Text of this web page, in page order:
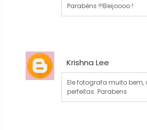
Parabéns !!!Beijoooo !
Krishna Lee
Ele fotografa muito
perfeitas. Parabens